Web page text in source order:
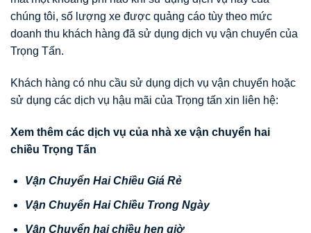
chúng tôi, số lượng xe được quảng cáo tùy theo mức
doanh thu khách hàng đã sử dụng dịch vụ vận chuyển của
Trọng Tấn.
Khách hàng có nhu cầu sử dụng dịch vụ vận chuyển hoặc
sử dụng các dịch vụ hậu mãi của Trọng tấn xin liên hệ:
Xem thêm các d ịch vụ của nhà xe vận chuyển hai
chiều Trọng Tấn
Vận Chuyển Hai Chiều Giá Rẻ
Vận Chuyển Hai Chiều Trong Ngày
Vận Chuyển hai chiều hẹn giờ